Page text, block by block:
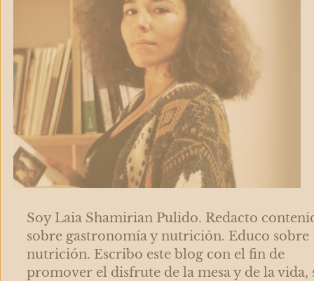
Soy Laia Shamirian Pulido. Redacto
sobre gastronomía y nutrición. Educo sobre
nutrición. Escribo este blog con el fin de
promover el disfrute de la mesa y de la vida,